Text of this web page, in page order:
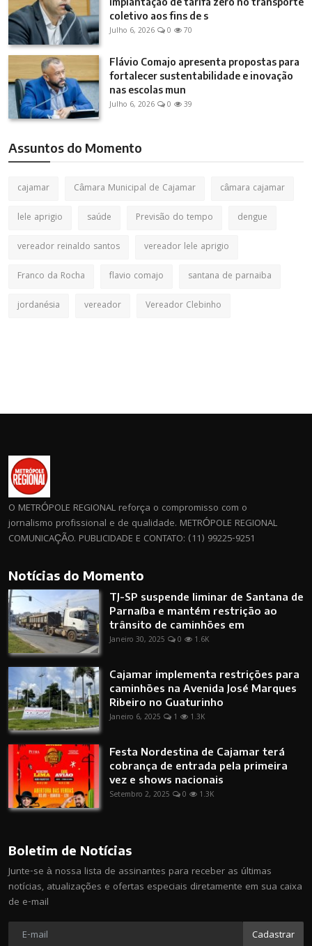
coletivo aos fins de s
Julho 6, 2026 0 70
Flávio Comajo apresenta propostas para
fortalecer sustentabilidade e inovação
nas escolas mun
Julho 6, 2026 0 39
Assuntos do Momento
cajamar Câmara Municipal de Cajamar
câmara cajamar
lele aprigio
saúde Previsão do tempo
dengue
vereador reinaldo santos
vereador lele aprigio
Franco da Rocha
flavio comajo
santana de parnaiba
jordanésia
vereador Vereador Clebinho
O METRÓPOLE REGIONAL reforça o compromisso com o
jornalismo profissional e de qualidade. METRÓPOLE REGIONAL
COMUNICAÇÃO. PUBLICIDADE E CONTATO: (11) 99225-9251
Notícias do Momento
TJ-SP suspende liminar de Santana de
Parnaíba e mantém restrição ao
trânsito de caminhões em
Janeiro 30, 2025
0 1.6K
Cajamar implementa restrições para
caminhões na Avenida José Marques
Ribeiro no Guaturinho
Janeiro 6, 2025
1 1.3K
Festa Nordestina de Cajamar terá
cobrança de entrada pela primeira
vez e shows nacionais
Setembro 2, 2025
0 1.3K
Boletim de Notícias
Junte-se à nossa lista de assinantes para receber as últimas
notícias, atualizações e ofertas especiais diretamente em sua caixa
de e-mail
Cadastrar